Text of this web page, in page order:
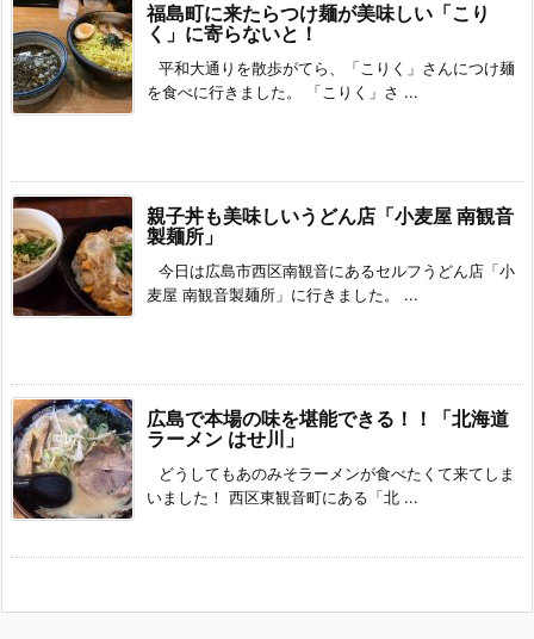
福島町に来たらつけ麺が美味しい「こり
く」に寄らないと！
平和大通りを散歩がてら、「こりく」さんにつけ麺
を食べに行きました。 「こりく」さ ...
親子丼も美味しいうどん店「小麦屋 南観音
製麺所」
今日は広島市西区南観音にあるセルフうどん店「小
麦屋 南観音製麺所」に行きました。 ...
広島で本場の味を堪能できる！！「北海道
ラーメン はせ川」
どうしてもあのみそラーメンが食べたくて来てしま
いました！ 西区東観音町にある「北 ...